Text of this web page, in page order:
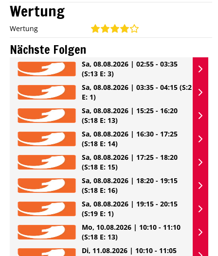
Wertung
Wertung
Nächste Folgen
Sa, 08.08.2026 | 02:55 - 03:35
(S:13 E: 3)
Sa, 08.08.2026 | 03:35 - 04:15 (S:2
E: 1)
Sa, 08.08.2026 | 15:25 - 16:20
(S:18 E: 13)
Sa, 08.08.2026 | 16:30 - 17:25
(S:18 E: 14)
Sa, 08.08.2026 | 17:25 - 18:20
(S:18 E: 15)
Sa, 08.08.2026 | 18:20 - 19:15
(S:18 E: 16)
Sa, 08.08.2026 | 19:15 - 20:15
(S:19 E: 1)
Mo, 10.08.2026 | 10:10 - 11:10
(S:18 E: 13)
Di, 11.08.2026 | 10:10 - 11:05